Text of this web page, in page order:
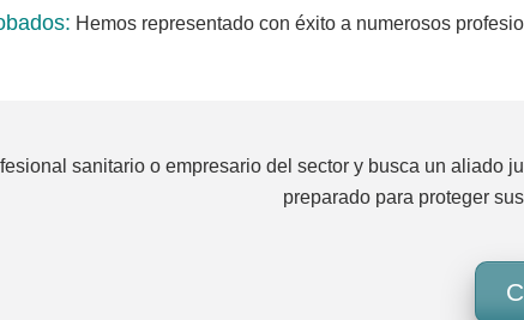
Hemos representado con éxito a numerosos
sanitario o empresario del sector y busca un aliado
preparado para proteger